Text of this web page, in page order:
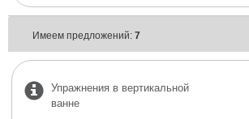
Имеем предложений: 7
Упражнения в вертикальной
ванне